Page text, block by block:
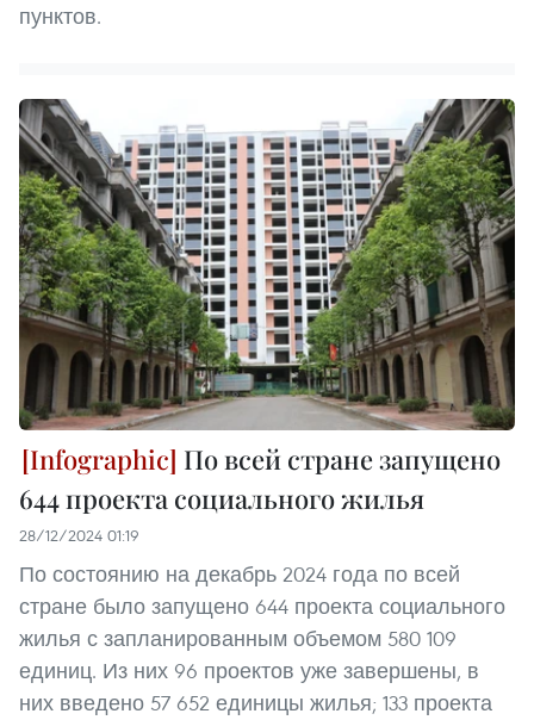
пунктов.
По всей стране запущено
644 проекта социального жилья
28/12/2024 01:19
По состоянию на декабрь 2024 года по всей
стране было запущено 644 проекта социального
жилья с запланированным объемом 580 109
единиц. Из них 96 проектов уже завершены, в
них введено 57 652 единицы жилья; 133 проекта